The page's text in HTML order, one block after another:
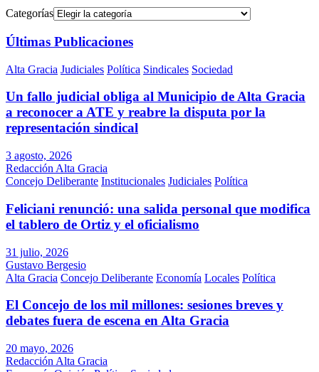
Categorías
Últimas Publicaciones
Alta Gracia Judiciales Política Sindicales Sociedad
Un fallo judicial obliga al Municipio de Alta Gracia
a reconocer a ATE y reabre la disputa por la
representación sindical
3 agosto, 2026
Redacción Alta Gracia
Concejo Deliberante Institucionales Judiciales Política
Feliciani renunció: una salida personal que modifica
el tablero de Ortiz y el oficialismo
31 julio, 2026
Gustavo Bergesio
Alta Gracia Concejo Deliberante Economía Locales Política
El Concejo de los mil millones: sesiones breves y
debates fuera de escena en Alta Gracia
20 mayo, 2026
Redacción Alta Gracia